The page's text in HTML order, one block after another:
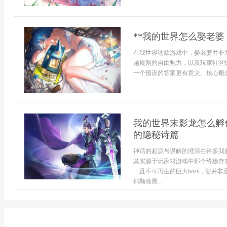
**我的世界怎么娶老
在我世界这款游戏中，娶老婆并
越规则的自由魅力，以及玩家社
一个预设的答案更有意义。核心概
我的世界末影龙怎么
的隐秘诗篇
神话的起源与误解的澄清在许多
其实源于玩家对游戏中那个终极
一且不可再生的巨大boss，它并
那颗漆黑...